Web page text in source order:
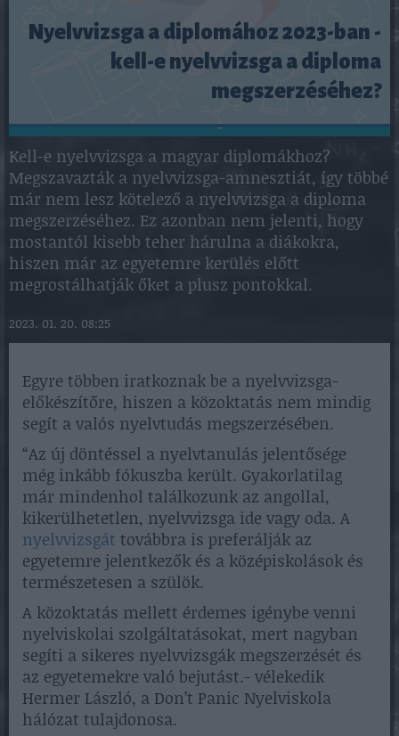
Nyelvvizsga a diplomához 2023-ban -
kell-e nyelvvizsga a diploma
megszerzéséhez?
Kell-e nyelvvizsga a magyar diplomákhoz?
Megszavazták a nyelvvizsga-amnesztiát, így többé
már nem lesz kötelező a nyelvvizsga a diploma
megszerzéséhez. Ez azonban nem jelenti, hogy
mostantól kisebb teher hárulna a diákokra,
hiszen már az egyetemre kerülés előtt
megrostálhatják őket a plusz pontokkal.
2023. 01. 20. 08:25
Egyre többen iratkoznak be a nyelvvizsga-
előkészítőre, hiszen a közoktatás nem mindig
segít a valós nyelvtudás megszerzésében.
“Az új döntéssel a nyelvtanulás jelentősége
még inkább fókuszba került. Gyakorlatilag
már mindenhol találkozunk az angollal,
kikerülhetetlen, nyelvvizsga ide vagy oda. A
nyelvvizsgát továbbra is preferálják az
egyetemre jelentkezők és a középiskolások és
természetesen a szülök.
A közoktatás mellett érdemes igénybe venni
nyelviskolai szolgáltatásokat, mert nagyban
segíti a sikeres nyelvvizsgák megszerzését és
az egyetemekre való bejutást.- vélekedik
Hermer László, a Don’t Panic Nyelviskola
hálózat tulajdonosa.